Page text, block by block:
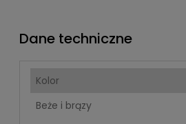
Dane techniczne
Kolor
Beże i brązy